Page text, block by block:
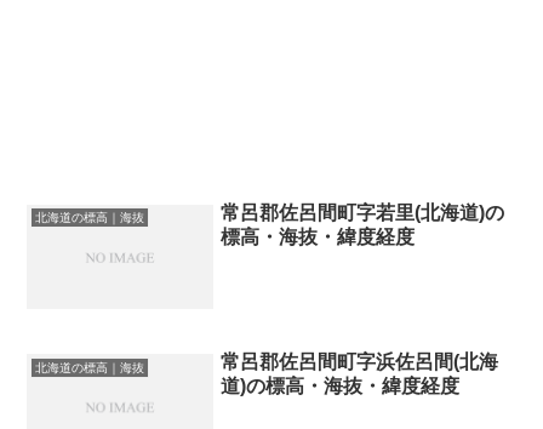
北海道の標高｜海抜
常呂郡佐呂間町字若里(北海道)の
標高・海抜・緯度経度
北海道の標高｜海抜
常呂郡佐呂間町字浜佐呂間(北海
道)の標高・海抜・緯度経度